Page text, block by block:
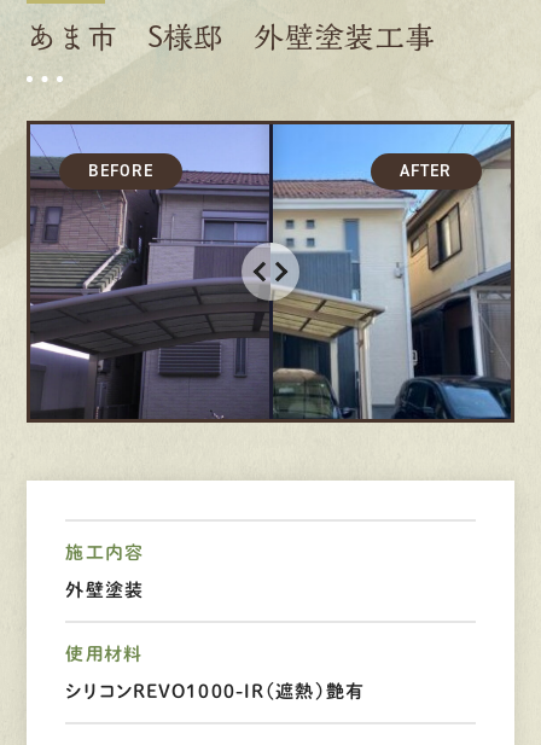
採用情報
募集要項
先輩インタビュー
有資格者が、無料建物診断いたします!!
0120-44-2605
あま市 S様邸 外壁塗装工事
施工内容
外壁塗装
使用材料
シリコンREVO1000-IR（遮熱）艶有